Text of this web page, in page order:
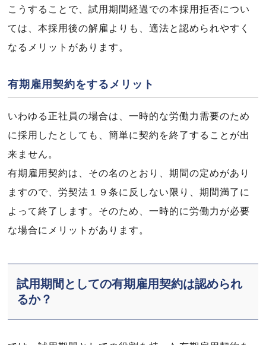
こうすることで、試用期間経過での本採用拒否につい
ては、本採用後の解雇よりも、適法と認められやすく
なるメリットがあります。
有期雇用契約をするメリット
いわゆる正社員の場合は、一時的な労働力需要のため
に採用したとしても、簡単に契約を終了することが出
来ません。
有期雇用契約は、その名のとおり、期間の定めがあり
ますので、労契法１９条に反しない限り、期間満了に
よって終了します。そのため、一時的に労働力が必要
な場合にメリットがあります。
試用期間としての有期雇用契約は認められ
るか？